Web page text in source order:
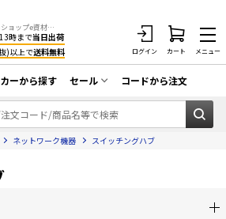
工事資材のプロショップe資材 CATV・アンテナ・防犯・光・LAN・電気・空調工事など
時まで当日出荷
)以上で送料無料 ログイン カート メニュー
用接栓／関連工具
ブースター／CATV
結束バンド・テー
アンテナ工事
FTTH工事
・換気扇工事
ラ工事
ーから探す セール
在庫一掃セール
コードから注文
ネットワーク機器 スイッチングハブ